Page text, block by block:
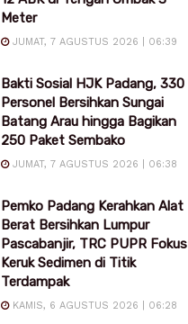
Meter
JUMAT, 7 AGUSTUS 2026 | 06:39
Bakti Sosial HJK Padang, 330
Personel Bersihkan Sungai
Batang Arau hingga Bagikan
250 Paket Sembako
JUMAT, 7 AGUSTUS 2026 | 06:38
Pemko Padang Kerahkan Alat
Berat Bersihkan Lumpur
Pascabanjir, TRC PUPR Fokus
Keruk Sedimen di Titik
Terdampak
KAMIS, 6 AGUSTUS 2026 | 06:28